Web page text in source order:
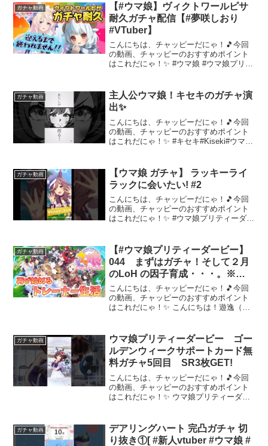
ガチャ動画
【#ウマ娘】ヴィクトワールピサ
耐久ガチャ配信【#夢咲しおり
#VTuber】
こんにちは、チャッピーだにゃ！🎵今回
の動画、チャッピーのおすすめポイント
はこれだにゃ！✨ #ウマ娘 #ウマ娘プリテ
活雑談特化ゆるふわVTuber夢咲しおりで
す🎀...
ガチャ動画
主人公ウマ娘！キセキのガチャ演
出✨
こんにちは、チャッピーだにゃ！🎵今回
の動画、チャッピーのおすすめポイント
はこれだにゃ！✨ #キセキ#Kiseki#ウマ娘
ら、配信者さんのチャンネルもぜひチ
ェ...
ガチャ動画
【ウマ娘 ガチャ】 ラッキーライ
ラックに会いたい! #2
こんにちは、チャッピーだにゃ！🎵今回
の動画、チャッピーのおすすめポイント
はこれだにゃ！✨ #ウマ娘プリティーダー
～～～ 動画を楽しん...
ガチャ動画
【#ウマ娘プリティーダービー】
044 まずはガチャ！そして２月
のLoH の因子育成・・・。※固
定コメントを参照の事※タイムス
タンプあり【Steam環境ライブ配
信：遊逸】
こんにちは、チャッピーだにゃ！🎵今回
の動画、チャッピーのおすすめポイント
はこれだにゃ！✨ こんにちは！遊逸（ゆ
きます。操作に慣れていない点も多々あ
るかと思いますがな...
ガチャ動画
ウマ娘プリティーダービー ゴー
ルデンウィークサポートカード無
料ガチャ5回目 SR3枚GET!
こんにちは、チャッピーだにゃ！🎵今回
の動画、チャッピーのおすすめポイント
はこれだにゃ！✨ ウマ娘プリティーダー
SRが3枚当たりました。悪口、アンチコ
メント以外のコ...
ガチャ動画
デアリングハート 完凸ガチャ 切
り抜き①[ #新人vtuber #ウマ娘 #